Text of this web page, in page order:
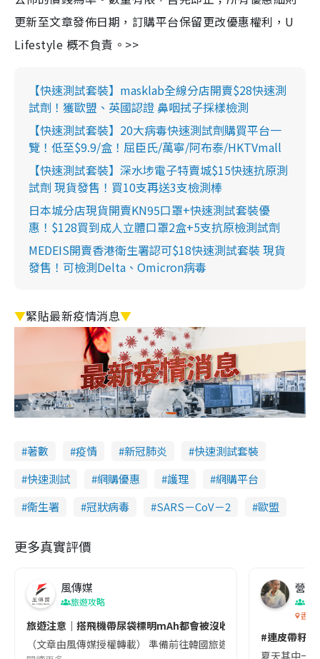
更新至文章發佈日期，訂購平台保留更改優惠權利，U
Lifestyle 概不負責。>>
【快速測試套裝】masklab全線分店開賣$28快速測
試劑！獲歐盟、英國認證 鼻咽拭子採樣檢測
【快速測試套裝】20大病毒快速測試劑購買平台一
覽！低至$9.9/盒！屈臣氏/萬寧/阿布泰/HKTVmall
【快速測試套裝】深水埗電子特賣城$15快速抗原測
試劑 現貨發售！買10支再送3支檢測棒
日本城分店現貨開賣KN95口罩+快速測試套裝優
惠！$128買到成人立體口罩2盒+5支抗原檢測試劑
MEDEIS開賣香港衛生署認可$18快速測試套裝 現貨
發售！可檢測Delta、Omicron病毒
▼緊貼最新疫情消息▼
著數 疫情 新冠肺炎
快速測試套裝
快速測試
網購優惠 護理
網購平台
衞生署
冠狀病毒 SARS－CoV－2 歐盟
更多真實評價
風傳媒
旅遊攻略
旅遊注意｜搭飛機帶尿袋標明mAh都會被沒收😱出發前切記檢查
（文章由風傳媒授權轉載） 準備前往韓國旅遊的民眾，近期要
營養
香港
#連皮帶籽
夏天其中一